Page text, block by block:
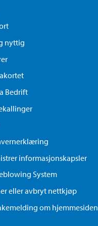
nyttig
Bedrift
informasjonskapsler
System
eller avbryt nettkjøp
om hjemmesiden